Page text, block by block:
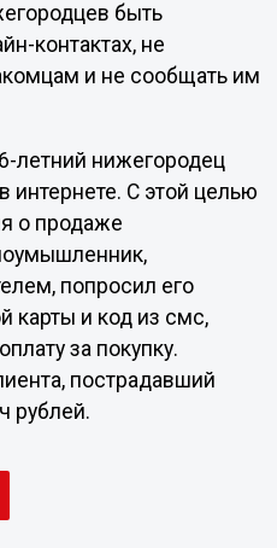
быть
контактах, не
и не сообщать им
летний нижегородец
интернете. С этой целью
о продаже
попросил его
карты и код из смс,
за покупку.
пострадавший
рублей.